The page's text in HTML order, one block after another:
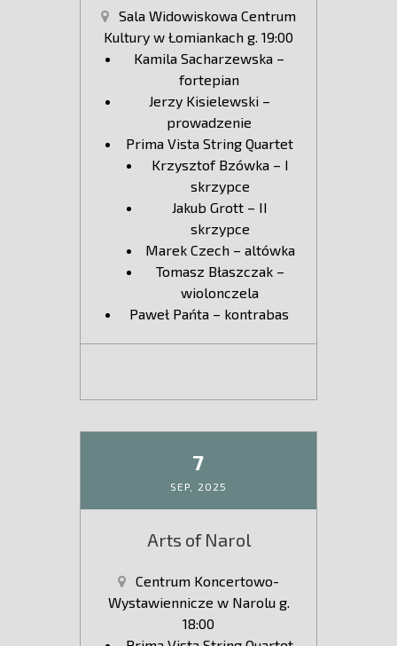
Sala Widowiskowa Centrum
Kultury w Łomiankach g. 19:00
Kamila Sacharzewska –
fortepian
Jerzy Kisielewski –
prowadzenie
Prima Vista String Quartet
Krzysztof Bzówka – I
skrzypce
Jakub Grott – II
skrzypce
Marek Czech – altówka
Tomasz Błaszczak –
wiolonczela
Paweł Pańta – kontrabas
7
SEP, 2025
Arts of Narol
Centrum Koncertowo-
Wystawiennicze w Narolu g.
18:00